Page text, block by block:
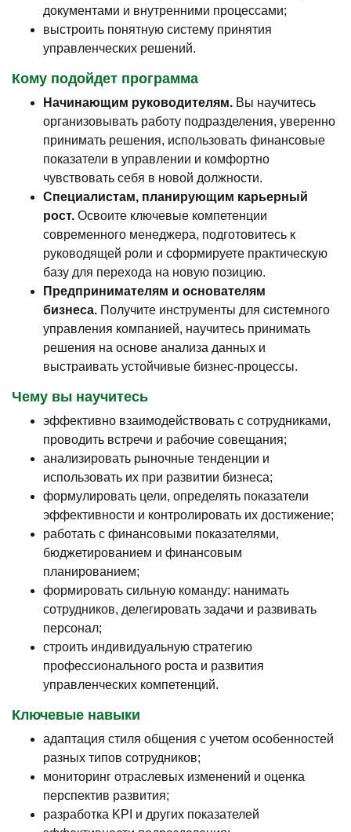
документами и внутренними процессами;
выстроить понятную систему принятия
управленческих решений.
Кому подойдет программа
Начинающим руководителям. Вы научитесь
организовывать работу подразделения, уверенно
принимать решения, использовать финансовые
показатели в управлении и комфортно
чувствовать себя в новой должности.
Специалистам, планирующим карьерный
рост. Освоите ключевые компетенции
современного менеджера, подготовитесь к
руководящей роли и сформируете практическую
базу для перехода на новую позицию.
Предпринимателям и основателям
бизнеса. Получите инструменты для системного
управления компанией, научитесь принимать
решения на основе анализа данных и
выстраивать устойчивые бизнес-процессы.
Чему вы научитесь
эффективно взаимодействовать с сотрудниками,
проводить встречи и рабочие совещания;
анализировать рыночные тенденции и
использовать их при развитии бизнеса;
формулировать цели, определять показатели
эффективности и контролировать их достижение;
работать с финансовыми показателями,
бюджетированием и финансовым
планированием;
формировать сильную команду: нанимать
сотрудников, делегировать задачи и развивать
персонал;
строить индивидуальную стратегию
профессионального роста и развития
управленческих компетенций.
Ключевые навыки
адаптация стиля общения с учетом особенностей
разных типов сотрудников;
мониторинг отраслевых изменений и оценка
перспектив развития;
разработка KPI и других показателей